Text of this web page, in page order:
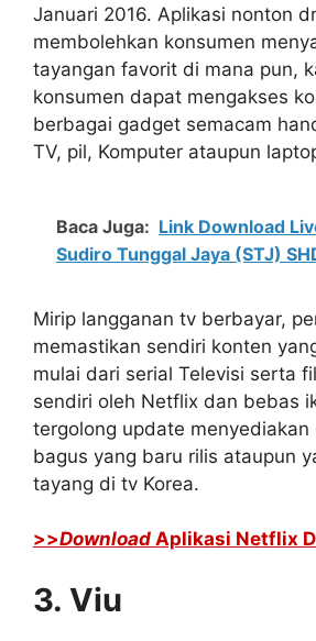
Januari 2016. Aplikasi nonton
membolehkan konsumen
tayangan favorit di mana pun,
konsumen dapat mengakses
berbagai gadget semacam
TV, pil, Komputer ataupun
Baca Juga: Link Download
Sudiro Tunggal Jaya (STJ)
Mirip langganan tv berbayar,
memastikan sendiri konten
mulai dari serial Televisi serta
sendiri oleh Netflix dan bebas
tergolong update menyediakan
bagus yang baru rilis ataupun
tayang di tv Korea.
>>Download Aplikasi Netflix
3. Viu